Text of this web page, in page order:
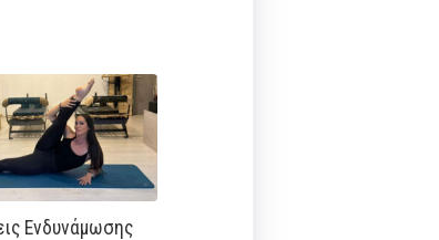
Ενδυνάμωσης